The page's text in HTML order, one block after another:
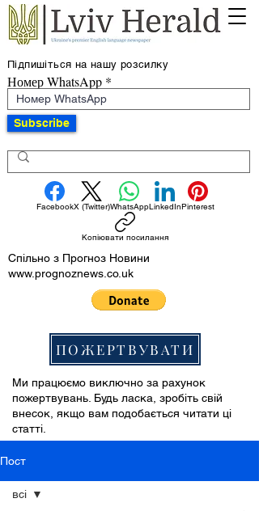
Підпишіться на нашу розсилку
Номер WhatsApp
Subscribe
FacebookX (Twitter)WhatsAppLinkedInPinterest
Копіювати посилання
Спільно з Прогноз Новини
www.prognoznews.co.uk
ПОЖЕРТВУВАТИ
Ми працюємо виключно за рахунок
пожертвувань. Будь ласка, зробіть свій
внесок, якщо вам подобається читати ці
статті.
Пост
всі